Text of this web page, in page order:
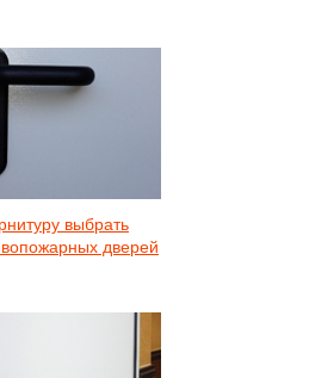
выбрать
дверей